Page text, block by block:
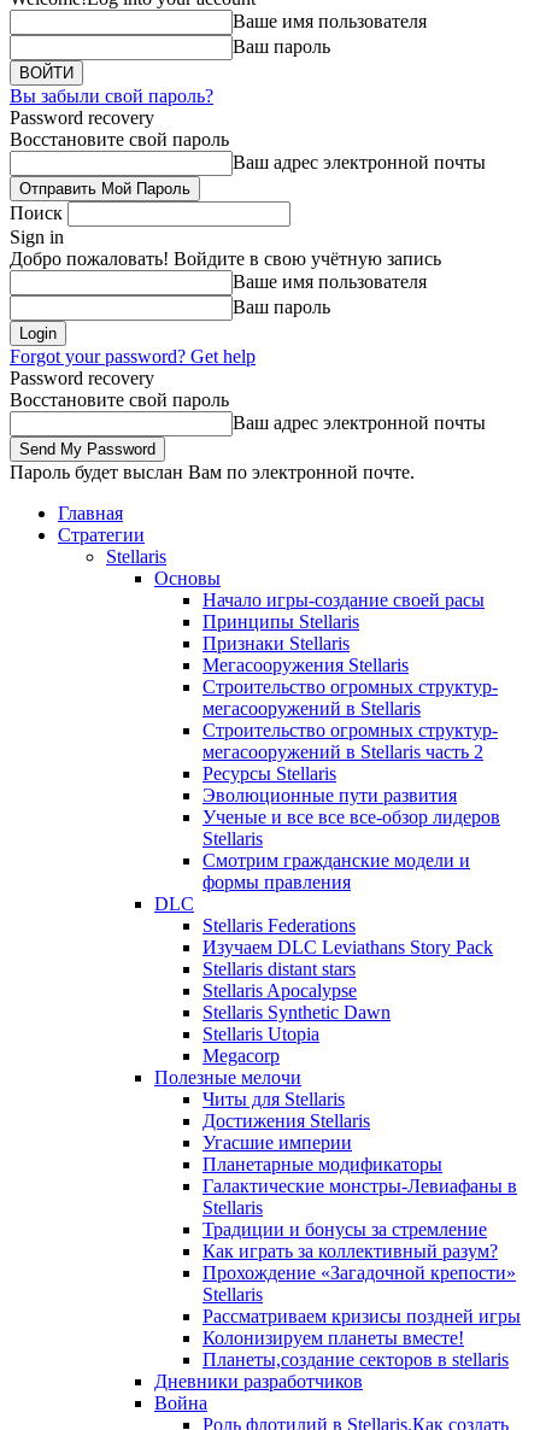
Ваше имя пользователя
Ваш пароль
Вы забыли свой пароль?
Password recovery
Восстановите свой пароль
Ваш адрес электронной почты
Поиск
Sign in
Добро пожаловать! Войдите в свою учётную запись
Ваше имя пользователя
Ваш пароль
Forgot your password? Get help
Password recovery
Восстановите свой пароль
Ваш адрес электронной почты
Пароль будет выслан Вам по электронной почте.
Главная
Стратегии
Stellaris
Основы
Начало игры-создание своей расы
Принципы Stellaris
Признаки Stellaris
Мегасооружения Stellaris
Строительство огромных структур-
мегасооружений в Stellaris
Строительство огромных структур-
мегасооружений в Stellaris часть 2
Ресурсы Stellaris
Эволюционные пути развития
Ученые и все все все-обзор лидеров
Stellaris
Смотрим гражданские модели и
формы правления
DLC
Stellaris Federations
Изучаем DLC Leviathans Story Pack
Stellaris distant stars
Stellaris Apocalypse
Stellaris Synthetic Dawn
Stellaris Utopia
Megacorp
Полезные мелочи
Читы для Stellaris
Достижения Stellaris
Угасшие империи
Планетарные модификаторы
Галактические монстры-Левиафаны в
Stellaris
Традиции и бонусы за стремление
Как играть за коллективный разум?
Прохождение «Загадочной крепости»
Stellaris
Рассматриваем кризисы поздней игры
Колонизируем планеты вместе!
Планеты,создание секторов в stellaris
Дневники разработчиков
Война
Роль флотилий в Stellaris.Как создать